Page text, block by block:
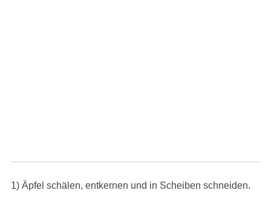
1) Äpfel schälen, entkernen und in Scheiben schneiden.